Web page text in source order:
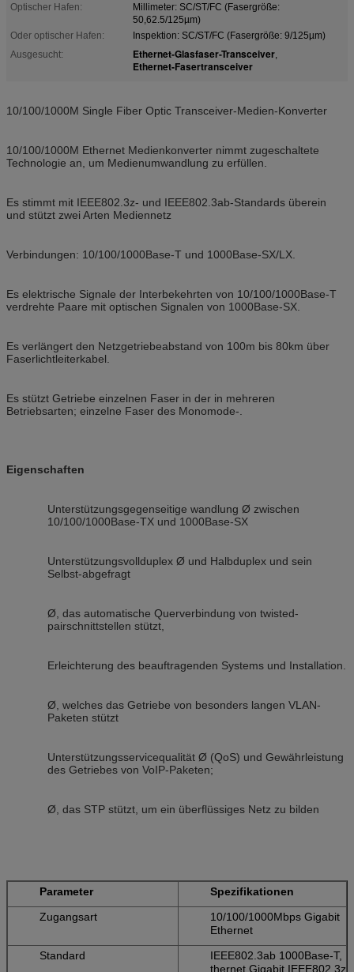
Optischer Hafen:
Millimeter: SC/ST/FC (Fasergröße:
50,62.5/125µm)
Oder optischer Hafen:
Inspektion: SC/ST/FC (Fasergröße: 9/125µm)
Ausgesucht:
Ethernet-Glasfaser-Transceiver,
Ethernet-Fasertransceiver
10/100/1000M Single Fiber Optic Transceiver-Medien-Konverter
10/100/1000M Ethernet Medienkonverter nimmt zugeschaltete
Technologie an, um Medienumwandlung zu erfüllen.
Es stimmt mit IEEE802.3z- und IEEE802.3ab-Standards überein
und stützt zwei Arten Mediennetz
Verbindungen: 10/100/1000Base-T und 1000Base-SX/LX.
Es elektrische Signale der Interbekehrten von 10/100/1000Base-T
verdrehte Paare mit optischen Signalen von 1000Base-SX.
Es verlängert den Netzgetriebeabstand von 100m bis 80km über
Faserlichtleiterkabel.
Es stützt Getriebe einzelnen Faser in der in mehreren
Betriebsarten; einzelne Faser des Monomode-.
Eigenschaften
Unterstützungsgegenseitige wandlung Ø zwischen
10/100/1000Base-TX und 1000Base-SX
Unterstützungsvollduplex Ø und Halbduplex und sein
Selbst-abgefragt
Ø, das automatische Querverbindung von twisted-
pairschnittstellen stützt,
Erleichterung des beauftragenden Systems und Installation.
Ø, welches das Getriebe von besonders langen VLAN-
Paketen stützt
Unterstützungsservicequalität Ø (QoS) und Gewährleistung
des Getriebes von VoIP-Paketen;
Ø, das STP stützt, um ein überflüssiges Netz zu bilden
Parameter
Spezifikationen
Zugangsart
10/100/1000Mbps Gigabit
Ethernet
Standard
IEEE802.3ab 1000Base-T,
thernet Gigabit IEEE802.3z